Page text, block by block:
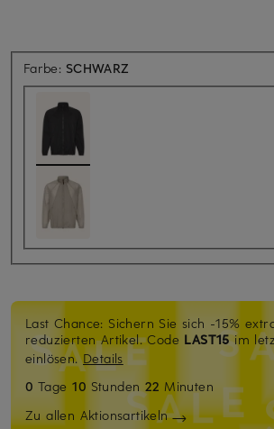
Farbe: SCHWARZ
Last Chance: Sichern Sie sich -15%
reduzierten Artikel. Code LAST15im
einlösen.Details
0 Tage10 Stunden 22 Minuten
Zu allen Aktionsartikeln